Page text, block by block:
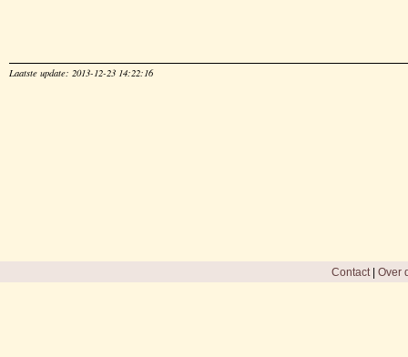
Laatste update: 2013-12-23 14:22:16
Contact| Over